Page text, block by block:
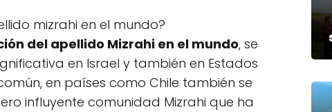
mizrahi en el mundo?
del apellido Mizrahi en el mundo, se
en Israel y también en Estados
en países como Chile también se
influyente comunidad Mizrahi que ha